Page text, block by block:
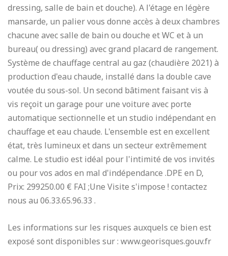
dressing, salle de bain et douche). A l'étage en légère
mansarde, un palier vous donne accès à deux chambres
chacune avec salle de bain ou douche et WC et à un
bureau( ou dressing) avec grand placard de rangement.
Système de chauffage central au gaz (chaudière 2021) à
production d'eau chaude, installé dans la double cave
voutée du sous-sol. Un second bâtiment faisant vis à
vis reçoit un garage pour une voiture avec porte
automatique sectionnelle et un studio indépendant en
chauffage et eau chaude. L'ensemble est en excellent
état, très lumineux et dans un secteur extrêmement
calme. Le studio est idéal pour l'intimité de vos invités
ou pour vos ados en mal d'indépendance .DPE en D,
Prix: 299250.00 € FAI ;Une Visite s'impose ! contactez
nous au 06.33.65.96.33 .
Les informations sur les risques auxquels ce bien est
exposé sont disponibles sur : www.georisques.gouv.fr